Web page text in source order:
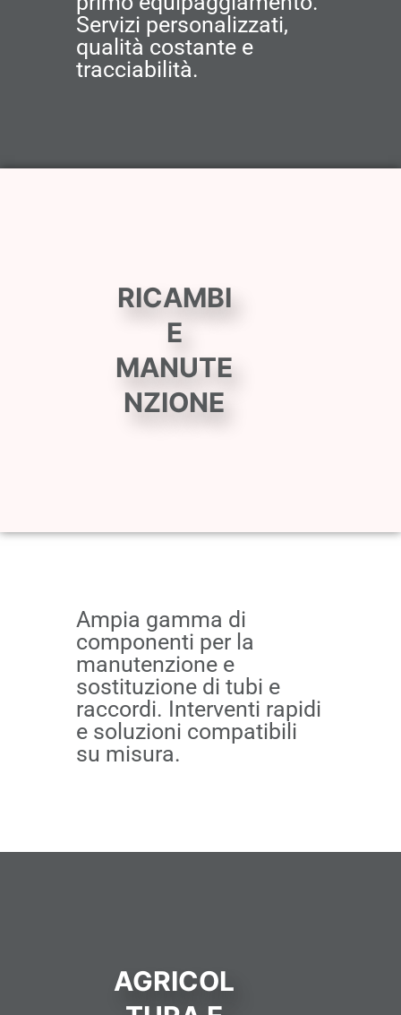
Servizi personalizzati,
qualità costante e
tracciabilità.
RICAMBI
E
MANUTE
NZIONE
Ampia gamma di
componenti per la
manutenzione e
sostituzione di tubi e
raccordi. Interventi rapidi
e soluzioni compatibili
su misura.
AGRICOL